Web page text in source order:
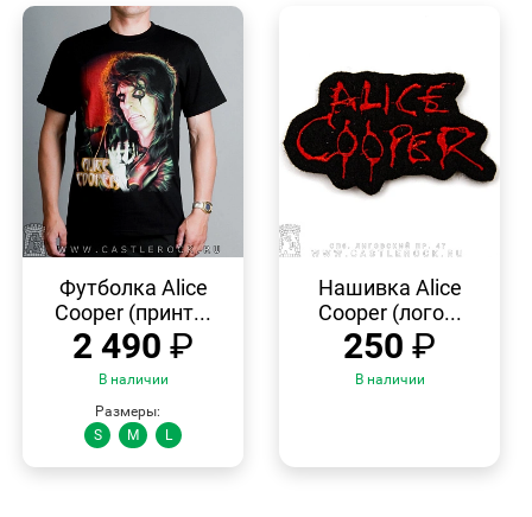
ПРОСМОТР
Футболка Alice
Cooper (принт...
2 490 ₽
В наличии
Размеры:
S
M L
ПРОСМОТР
Нашивка Alice
Cooper (лого...
250 ₽
В наличии